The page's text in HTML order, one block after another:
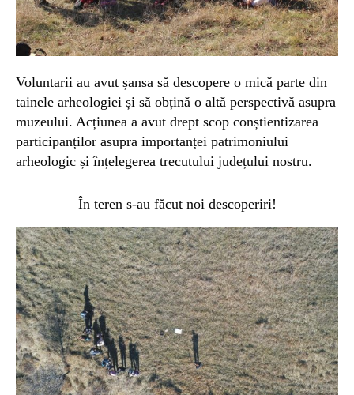
Voluntarii au avut șansa să descopere o mică parte din
tainele arheologiei și să obțină o altă perspectivă asupra
muzeului. Acțiunea a avut drept scop conștientizarea
participanților asupra importanței patrimoniului
arheologic și înțelegerea trecutului județului nostru.
În teren s-au făcut noi descoperiri!